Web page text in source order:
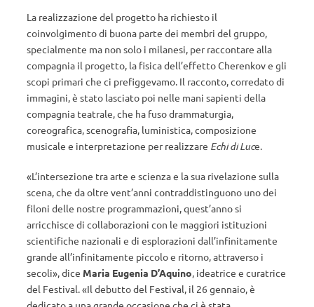
La realizzazione del progetto ha richiesto il
coinvolgimento di buona parte dei membri del gruppo,
specialmente ma non solo i milanesi, per raccontare alla
compagnia il progetto, la fisica dell’effetto Cherenkov e gli
scopi primari che ci prefiggevamo. Il racconto, corredato di
immagini, è stato lasciato poi nelle mani sapienti della
compagnia teatrale, che ha fuso drammaturgia,
coreografica, scenografia, luministica, composizione
musicale e interpretazione per realizzare Echi di Luce.
«L’intersezione tra arte e scienza e la sua rivelazione sulla
scena, che da oltre vent’anni contraddistinguono uno dei
filoni delle nostre programmazioni, quest’anno si
arricchisce di collaborazioni con le maggiori istituzioni
scientifiche nazionali e di esplorazioni dall’infinitamente
grande all’infinitamente piccolo e ritorno, attraverso i
secoli», dice Maria Eugenia D’Aquino, ideatrice e curatrice
del Festival. «Il debutto del Festival, il 26 gennaio, è